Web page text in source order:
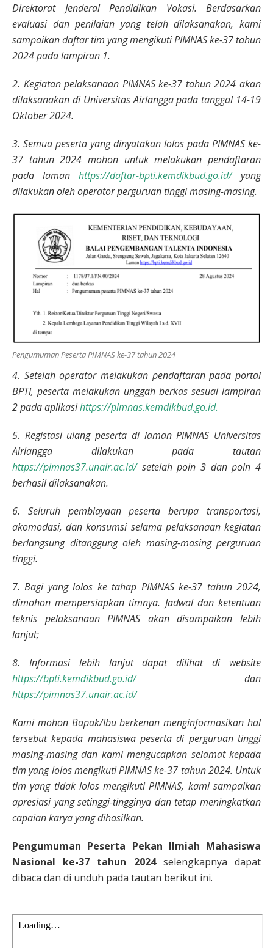
Direktorat Jenderal Pendidikan Vokasi. Berdasarkan
evaluasi dan penilaian yang telah dilaksanakan, kami
sampaikan daftar tim yang mengikuti PIMNAS ke-37 tahun
2024 pada lampiran 1.
2. Kegiatan pelaksanaan PIMNAS ke-37 tahun 2024 akan
dilaksanakan di Universitas Airlanggapada tanggal 14-19
Oktober 2024.
3. Semua peserta yang dinyatakan lolos pada PIMNAS ke-
37 tahun 2024 mohon untuk melakukan pendaftaran
pada laman https://daftar-bpti.kemdikbud.go.id/yang
dilakukan oleh operator perguruan tinggi masing-masing.
Pengumuman Peserta PIMNAS ke-37 tahun 2024
4. Setelah operator melakukan pendaftaran pada portal
BPTI, peserta melakukan unggah berkas sesuai lampiran
2 pada aplikasihttps://pimnas.kemdikbud.go.id.
5. Registasi ulang peserta di laman PIMNAS Universitas
Airlangga dilakukan pada tautan
https://pimnas37.unair.ac.id/setelah poin 3 dan poin 4
berhasil dilaksanakan.
6. Seluruh pembiayaan peserta berupa transportasi,
akomodasi, dan konsumsi selama pelaksanaan kegiatan
berlangsung ditanggung oleh masing-masing perguruan
tinggi.
7. Bagi yang lolos ke tahap PIMNAS ke-37 tahun 2024,
dimohon mempersiapkan timnya. Jadwal dan ketentuan
teknis pelaksanaan PIMNAS akan disampaikan lebih
lanjut;
8. Informasi lebih lanjut dapat dilihat di website
https://bpti.kemdikbud.go.id/dan
https://pimnas37.unair.ac.id/
Kami mohon Bapak/Ibu berkenan menginformasikan hal
tersebut kepada mahasiswa peserta di perguruan tinggi
masing-masing dan kami mengucapkan selamat kepada
tim yang lolos mengikuti PIMNAS ke-37 tahun 2024. Untuk
tim yang tidak lolos mengikuti PIMNAS, kami sampaikan
apresiasi yang setinggi-tingginya dan tetap meningkatkan
capaian karya yang dihasilkan.
Pengumuman Peserta Pekan Ilmiah Mahasiswa
Nasional ke-37 tahun 2024selengkapnya dapat
dibaca dan di unduh pada tautan berikut ini.